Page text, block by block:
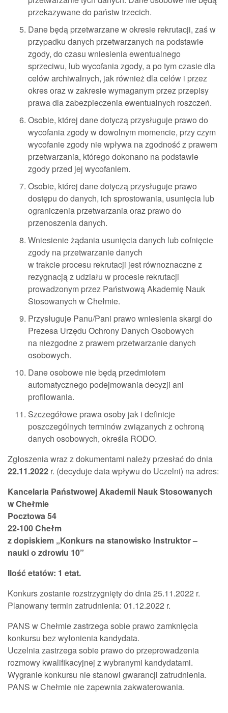
przekazywane do państw trzecich.
Dane będą przetwarzane w okresie rekrutacji, zaś w
przypadku danych przetwarzanych na podstawie
zgody, do czasu wniesienia ewentualnego
sprzeciwu, lub wycofania zgody, a po tym czasie dla
celów archiwalnych, jak również dla celów i przez
okres oraz w zakresie wymaganym przez przepisy
prawa dla zabezpieczenia ewentualnych roszczeń.
Osobie, której dane dotyczą przysługuje prawo do
wycofania zgody w dowolnym momencie, przy czym
wycofanie zgody nie wpływa na zgodność z prawem
przetwarzania, którego dokonano na podstawie
zgody przed jej wycofaniem.
Osobie, której dane dotyczą przysługuje prawo
dostępu do danych, ich sprostowania, usunięcia lub
ograniczenia przetwarzania oraz prawo do
przenoszenia danych.
Wniesienie żądania usunięcia danych lub cofnięcie
zgody na przetwarzanie danych
w trakcie procesu rekrutacji jest równoznaczne z
rezygnacją z udziału w procesie rekrutacji
prowadzonym przez Państwową Akademię Nauk
Stosowanych w Chełmie.
Przysługuje Panu/Pani prawo wniesienia skargi do
Prezesa Urzędu Ochrony Danych Osobowych
na niezgodne z prawem przetwarzanie danych
osobowych.
Dane osobowe nie będą przedmiotem
automatycznego podejmowania decyzji ani
profilowania.
Szczegółowe prawa osoby jak i definicje
poszczególnych terminów związanych z ochroną
danych osobowych, określa RODO.
Zgłoszenia wraz z dokumentami należy przesłać do dnia
22.11.2022 r. (decyduje data wpływu do Uczelni) na adres:
Kancelaria Państwowej Akademii Nauk Stosowanych
w Chełmie
Pocztowa 54
22-100 Chełm
z dopiskiem „Konkurs na stanowisko Instruktor –
nauki o zdrowiu 10”
Ilość etatów: 1 etat.
Konkurs zostanie rozstrzygnięty do dnia 25.11.2022 r.
Planowany termin zatrudnienia: 01.12.2022 r.
PANS w Chełmie zastrzega sobie prawo zamknięcia
konkursu bez wyłonienia kandydata.
Uczelnia zastrzega sobie prawo do przeprowadzenia
rozmowy kwalifikacyjnej z wybranymi kandydatami.
Wygranie konkursu nie stanowi gwarancji zatrudnienia.
PANS w Chełmie nie zapewnia zakwaterowania.